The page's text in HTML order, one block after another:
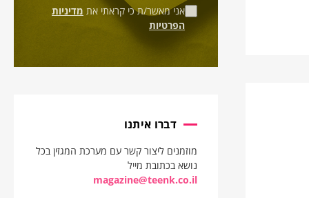
אני מאשר/ת כי קראתי את מדיניות
הפרטיות
דברו איתנו
מוזמנים ליצור קשר עם מערכת המגזין בכל
נושא בכתובת מייל
magazine@teenk.co.il